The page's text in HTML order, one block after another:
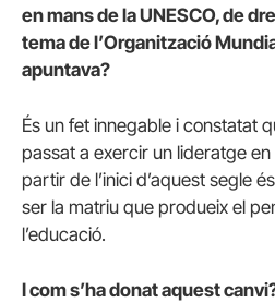
en mans de la UNESCO, de
tema de l’Organització
apuntava?
És un fet innegable i constatat
passat a exercir un lideratge
partir de l’inici d’aquest segle
ser la matriu que produeix el
l’educació.
I com s’ha donat aquest